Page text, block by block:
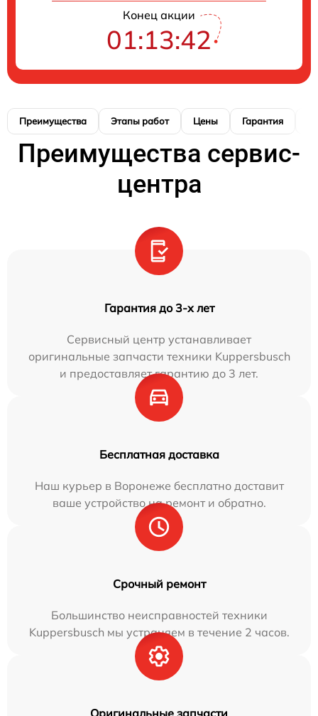
Конец акции
01:13:41
Преимущества Этапы работ Цены Гарантия
Преимущества сервис-
центра
Гарантия до 3-х лет
Сервисный центр устанавливает
оригинальные запчасти техники Kuppersbusch
и предоставляет гарантию до 3 лет.
Бесплатная доставка
Наш курьер в Воронеже бесплатно доставит
ваше устройство на ремонт и обратно.
Срочный ремонт
Большинство неисправностей техники
Kuppersbusch мы устраняем в течение 2 часов.